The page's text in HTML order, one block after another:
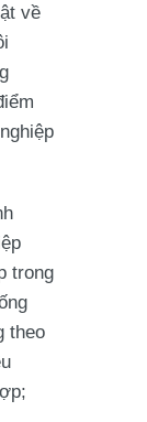
về
trong
theo